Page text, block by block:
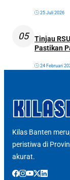
25 Juli 2026
05
Tinjau
Pastikan
24 Februari
Kilas Banten
peristiwa di
akurat.